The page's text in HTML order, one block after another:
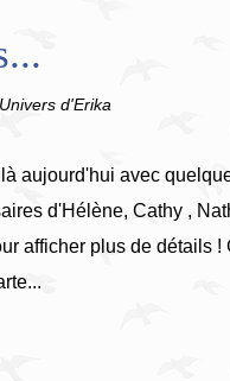
d'Erika
aujourd'hui avec
d'Hélène, Cathy ,
afficher plus de détails